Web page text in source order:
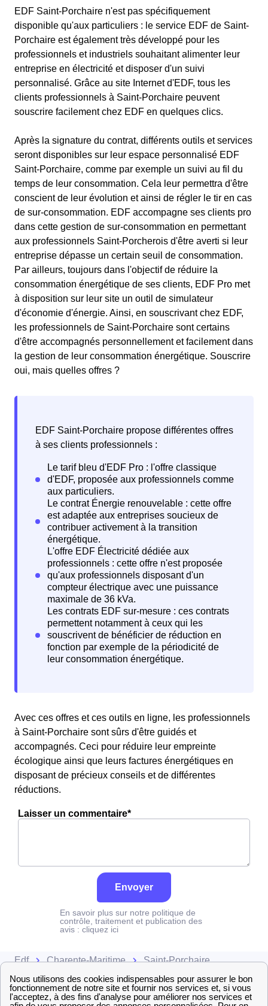
EDF Saint-Porchaire n'est pas spécifiquement
disponible qu'aux particuliers : le service EDF de Saint-
Porchaire est également très développé pour les
professionnels et industriels souhaitant alimenter leur
entreprise en électricité et disposer d'un suivi
personnalisé. Grâce au site Internet d'EDF, tous les
clients professionnels à Saint-Porchaire peuvent
souscrire facilement chez EDF en quelques clics.
Après la signature du contrat, différents outils et services
seront disponibles sur leur espace personnalisé EDF
Saint-Porchaire, comme par exemple un suivi au fil du
temps de leur consommation. Cela leur permettra d'être
conscient de leur évolution et ainsi de régler le tir en cas
de sur-consommation. EDF accompagne ses clients pro
dans cette gestion de sur-consommation en permettant
aux professionnels Saint-Porcherois d'être averti si leur
entreprise dépasse un certain seuil de consommation.
Par ailleurs, toujours dans l'objectif de réduire la
consommation énergétique de ses clients, EDF Pro met
à disposition sur leur site un outil de simulateur
d'économie d'énergie. Ainsi, en souscrivant chez EDF,
les professionnels de Saint-Porchaire sont certains
d'être accompagnés personnellement et facilement dans
la gestion de leur consommation énergétique. Souscrire
oui, mais quelles offres ?
EDF Saint-Porchaire propose différentes offres
à ses clients professionnels :
Avec ces offres et ces outils en ligne, les professionnels
à Saint-Porchaire sont sûrs d'être guidés et
accompagnés. Ceci pour réduire leur empreinte
écologique ainsi que leurs factures énergétiques en
disposant de précieux conseils et de différentes
réductions.
Laisser un commentaire*
Envoyer
En savoir plus sur notre politique de
contrôle, traitement et publication des
avis : cliquez ici
Edf Charente-Maritime Saint-Porchaire